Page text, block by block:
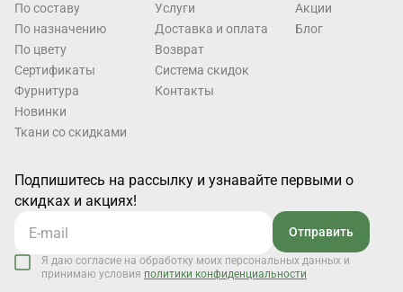
По составу
По назначению
По цвету
Cертификаты
Фурнитура
Новинки
Ткани со скидками
Услуги
Доставка и оплата
Возврат
Система скидок
Контакты
Акции
Блог
Подпишитесь на рассылку и узнавайте первыми о
скидках и акциях!
Отправить
Я даю согласие на обработку моих персональных данных и
принимаю условия политики конфиденциальности